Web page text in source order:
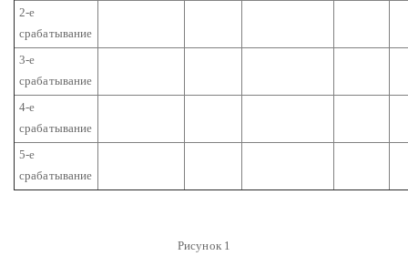
2-е
срабатывание
3-е
срабатывание
4-е
срабатывание
5-е
срабатывание
Рисунок 1